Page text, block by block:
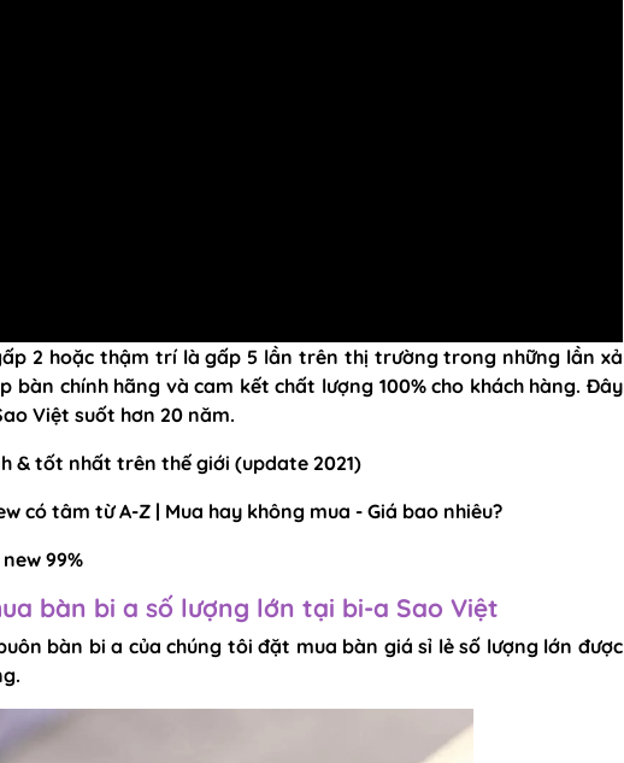
2 hoặc thậm trí là gấp 5 lần trên thị trường trong những lần xả
bàn chính hãng và cam kết chất lượng 100% cho khách hàng. Đây
Việt suốt hơn 20 năm.
& tốt nhất trên thế giới (update 2021)
có tâm từ A-Z | Mua hay không mua - Giá bao nhiêu?
99%
bàn bi a số lượng lớn tại bi-a Sao Việt
bàn bi a của chúng tôi đặt mua bàn giá sỉ lẻ số lượng lớn được